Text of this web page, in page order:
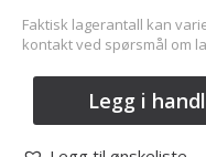
Faktisk lagerantall kan
kontakt ved spørsmål om
Legg i